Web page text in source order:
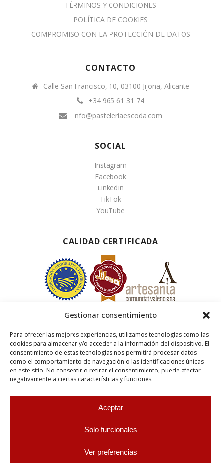
Gestionar consentimiento
Para ofrecer las mejores experiencias, utilizamos tecnologías como las
cookies para almacenar y/o acceder a la información del dispositivo. El
consentimiento de estas tecnologías nos permitirá procesar datos
como el comportamiento de navegación o las identificaciones únicas
en este sitio. No consentir o retirar el consentimiento, puede afectar
negativamente a ciertas características y funciones.
Aceptar
Solo funcionales
Ver preferencias
TÉRMINOS Y CONDICIONES
POLÍTICA DE COOKIES
COMPROMISO CON LA PROTECCIÓN DE DATOS
CONTACTO
Calle San Francisco, 10, 03100 Jijona, Alicante
+34 965 61 31 74
info@pasteleriaescoda.com
SOCIAL
Instagram
Facebook
LinkedIn
TikTok
YouTube
CALIDAD CERTIFICADA